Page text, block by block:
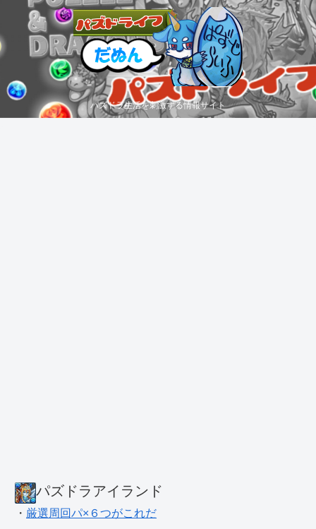
パズドラ生活を刺激する情報サイト
パズドラアイランド
・ 厳選周回パ×６つがこれだ